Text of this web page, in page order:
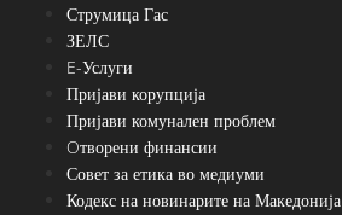
Струмица Гас
ЗЕЛС
E-Услуги
Пријави корупција
Пријави комунален проблем
Oтворени финансии
Совет за етика во медиуми
Кодекс на новинарите на Македонија